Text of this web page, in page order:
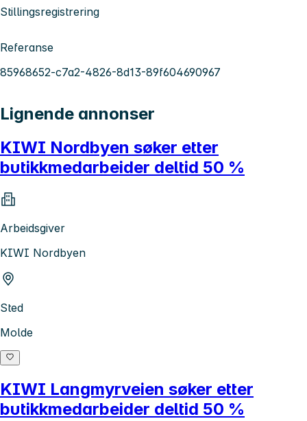
Stillingsregistrering
Referanse
85968652-c7a2-4826-8d13-89f604690967
Lignende annonser
KIWI Nordbyen søker etter
butikkmedarbeider deltid 50 %
Arbeidsgiver
KIWI Nordbyen
Sted
Molde
KIWI Langmyrveien søker etter
butikkmedarbeider deltid 50 %